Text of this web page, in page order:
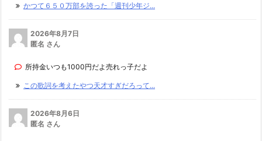
かつて６５０万部を誇った「週刊少年ジ...
2026年8月7日
匿名 さん
所持金いつも1000円だよ売れっ子だよ
この歌詞を考えたやつ天才すぎだろって...
2026年8月6日
匿名 さん